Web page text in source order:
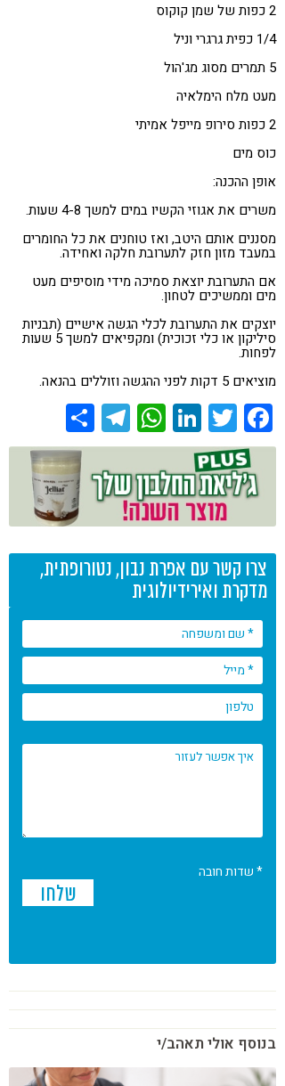
2 כפות של שמן קוקוס
1/4 כפית גרגרי וניל
5 תמרים מסוג מג'הול
מעט מלח הימלאיה
2 כפות סירופ מייפל אמיתי
כוס מים
אופן ההכנה:
משרים את אגוזי הקשיו במים למשך 4-8 שעות.
מסננים אותם היטב, ואז טוחנים את כל החומרים
במעבד מזון חזק לתערובת חלקה ואחידה.
אם התערובת יוצאת סמיכה מידי מוסיפים מעט
מים וממשיכים לטחון.
יוצקים את התערובת לכלי הגשה אישיים (תבניות
סיליקון או כלי זכוכית) ומקפיאים למשך 5 שעות
לפחות.
מוציאים 5 דקות לפני ההגשה וזוללים בהנאה.
Facebook
Twitter
LinkedIn
WhatsApp
Telegram
צרו קשר עם אפרת נבון, נטורופתית,
מדקרת ואירידיולוגית
* שדות חובה
בנוסף אולי תאהב/י